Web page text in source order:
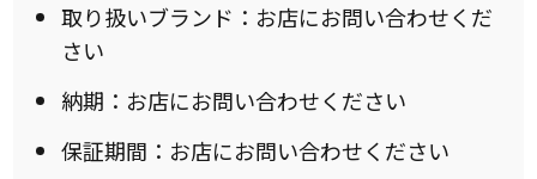
取り扱いブランド：お店にお問い合わせくだ
さい
納期：お店にお問い合わせください
保証期間：お店にお問い合わせください